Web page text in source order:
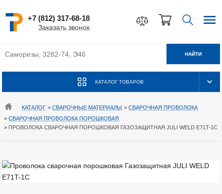
+7 (812) 317-68-18
Заказать звонок
КАТАЛОГ ТОВАРОВ
НАЙТИ
КАТАЛОГ >СВАРОЧНЫЕ МАТЕРИАЛЫ >СВАРОЧНАЯ ПРОВОЛОКА
>СВАРОЧНАЯ ПРОВОЛОКА ПОРОШКОВАЯ
> ПРОВОЛОКА СВАРОЧНАЯ ПОРОШКОВАЯ ГАЗОЗАЩИТНАЯ JULI WELD E71T-1C